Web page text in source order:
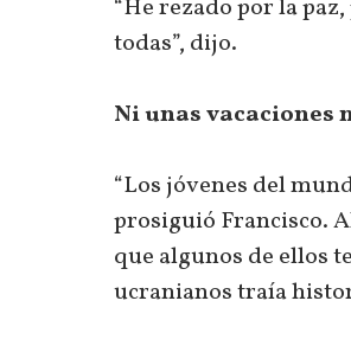
“He rezado por la
todas”, dijo.
Ni unas vacaciones
“Los jóvenes del
prosiguió Francisco.
que algunos de ellos
ucranianos traía